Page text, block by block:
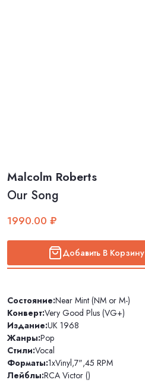
Malcolm Roberts
Our Song
1990.00 ₽
Добавить В Корзину
Состояние:Near Mint (NM or M-)
Конверт:Very Good Plus (VG+)
Издание:UK 1968
Жанры:Pop
Стили:Vocal
Форматы:1xVinyl,7",45 RPM
Лейблы:RCA Victor ()